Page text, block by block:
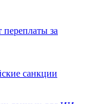
за
санкции